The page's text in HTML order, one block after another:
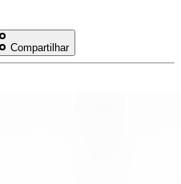
Compartilhar